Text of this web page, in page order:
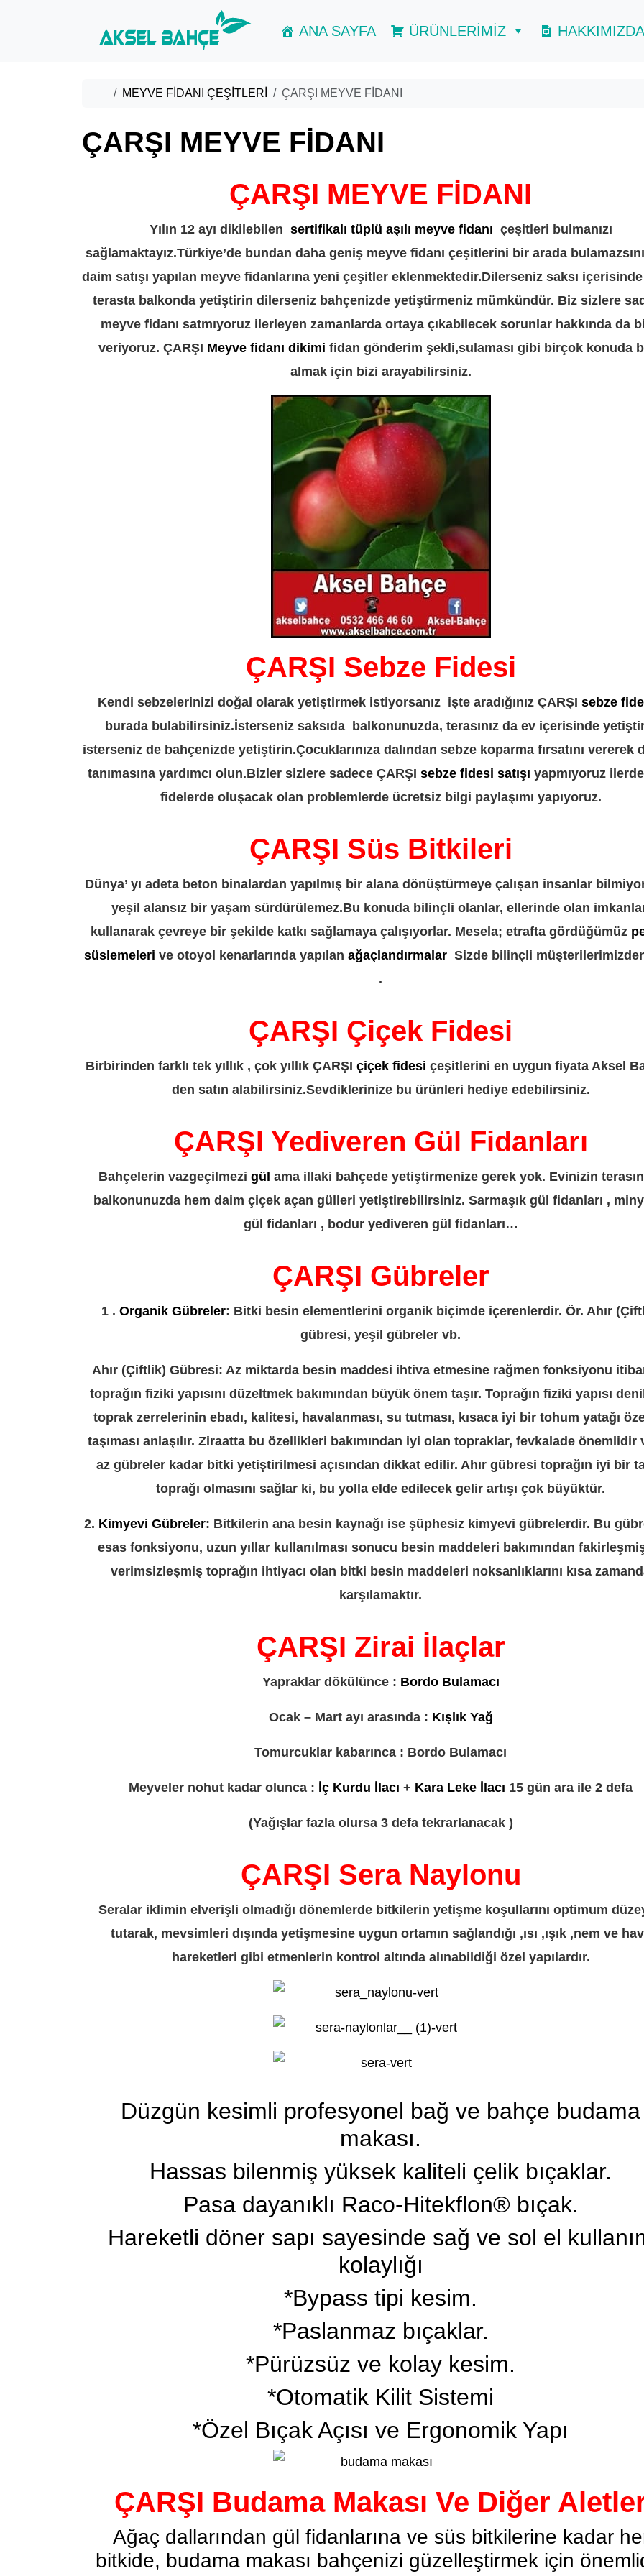
ANA SAYFA ÜRÜNLERİMİZ HAKKIMIZDA
Home
MEYVE FİDANI ÇEŞİTLERİ ÇARŞI MEYVE FİDANI
ÇARŞI MEYVE FİDANI
ÇARŞI MEYVE FİDANI
Yılın 12 ayı dikilebilen sertifikalı tüplü aşılı meyve fidanı çeşitleri bulmanızı
sağlamaktayız.Türkiye’de bundan daha geniş meyve fidanı çeşitlerini bir arada
daim satışı yapılan meyve fidanlarına yeni çeşitler eklenmektedir.Dilerseniz saksı
terasta balkonda yetiştirin dilerseniz bahçenizde yetiştirmeniz mümkündür. Biz sizlere
meyve fidanı satmıyoruz ilerleyen zamanlarda ortaya çıkabilecek sorunlar hakkında da
veriyoruz. ÇARŞI Meyve fidanı dikimi fidan gönderim şekli,sulaması gibi birçok konuda
almak için bizi arayabilirsiniz.
ÇARŞI Sebze Fidesi
Kendi sebzelerinizi doğal olarak yetiştirmek istiyorsanız işte aradığınız ÇARŞI sebze
burada bulabilirsiniz.İsterseniz saksıda balkonunuzda, terasınız da ev içerisinde
isterseniz de bahçenizde yetiştirin.Çocuklarınıza dalından sebze koparma fırsatını vererek
tanımasına yardımcı olun.Bizler sizlere sadece ÇARŞI sebze fidesi satışı yapmıyoruz
fidelerde oluşacak olan problemlerde ücretsiz bilgi paylaşımı yapıyoruz.
ÇARŞI Süs Bitkileri
Dünya’ yı adeta beton binalardan yapılmış bir alana dönüştürmeye çalışan insanlar
yeşil alansız bir yaşam sürdürülemez.Bu konuda bilinçli olanlar, ellerinde olan
kullanarak çevreye bir şekilde katkı sağlamaya çalışıyorlar. Mesela; etrafta gördüğümüz
süslemeleri ve otoyol kenarlarında yapılan ağaçlandırmalarSizde bilinçli
.
ÇARŞI Çiçek Fidesi
Birbirinden farklı tek yıllık , çok yıllık ÇARŞI çiçek fidesi çeşitlerini en uygun fiyata Aksel
den satın alabilirsiniz.Sevdiklerinize bu ürünleri hediye edebilirsiniz.
ÇARŞI Yediveren Gül Fidanları
Bahçelerin vazgeçilmezi gül ama illaki bahçede yetiştirmenize gerek yok. Evinizin
balkonunuzda hem daim çiçek açan gülleri yetiştirebilirsiniz. Sarmaşık gül fidanları ,
gül fidanları , bodur yediveren gül fidanları…
ÇARŞI Gübreler
1 . Organik Gübreler: Bitki besin elementlerini organik biçimde içerenlerdir. Ör. Ahır
gübresi, yeşil gübreler vb.
Ahır (Çiftlik) Gübresi: Az miktarda besin maddesi ihtiva etmesine rağmen fonksiyonu
toprağın fiziki yapısını düzeltmek bakımından büyük önem taşır. Toprağın fiziki yapısı
toprak zerrelerinin ebadı, kalitesi, havalanması, su tutması, kısaca iyi bir tohum yatağı
taşıması anlaşılır. Ziraatta bu özellikleri bakımından iyi olan topraklar, fevkalade önemlidir
az gübreler kadar bitki yetiştirilmesi açısından dikkat edilir. Ahır gübresi toprağın iyi bir
toprağı olmasını sağlar ki, bu yolla elde edilecek gelir artışı çok büyüktür.
2. Kimyevi Gübreler: Bitkilerin ana besin kaynağı ise şüphesiz kimyevi gübrelerdir. Bu
esas fonksiyonu, uzun yıllar kullanılması sonucu besin maddeleri bakımından
verimsizleşmiş toprağın ihtiyacı olan bitki besin maddeleri noksanlıklarını kısa
karşılamaktır.
ÇARŞI Zirai İlaçlar
Yapraklar dökülünce : Bordo Bulamacı
Ocak – Mart ayı arasında : Kışlık Yağ
Tomurcuklar kabarınca : Bordo Bulamacı
Meyveler nohut kadar olunca : İç Kurdu İlacı + Kara Leke İlacı 15 gün ara ile 2 defa
(Yağışlar fazla olursa 3 defa tekrarlanacak )
ÇARŞI Sera Naylonu
Seralar iklimin elverişli olmadığı dönemlerde bitkilerin yetişme koşullarını optimum
tutarak, mevsimleri dışında yetişmesine uygun ortamın sağlandığı ,ısı ,ışık ,nem ve
hareketleri gibi etmenlerin kontrol altında alınabildiği özel yapılardır.
Düzgün kesimli profesyonel bağ ve bahçe budama
makası.
Hassas bilenmiş yüksek kaliteli çelik bıçaklar.
Pasa dayanıklı Raco-Hitekflon® bıçak.
Hareketli döner sapı sayesinde sağ ve sol el
kolaylığı
*Bypass tipi kesim.
*Paslanmaz bıçaklar.
*Pürüzsüz ve kolay kesim.
*Otomatik Kilit Sistemi
*Özel Bıçak Açısı ve Ergonomik Yapı
ÇARŞI Budama Makası Ve Diğer
Ağaç dallarından gül fidanlarına ve süs bitkilerine kadar
bitkide, budama makası bahçenizi güzelleştirmek için